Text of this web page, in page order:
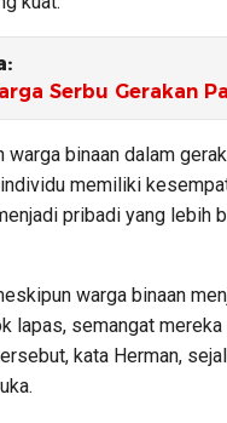
Serbu Gerakan
warga binaan dalam
memiliki
pribadi yang lebih
warga binaan
lapas, semangat
kata Herman,